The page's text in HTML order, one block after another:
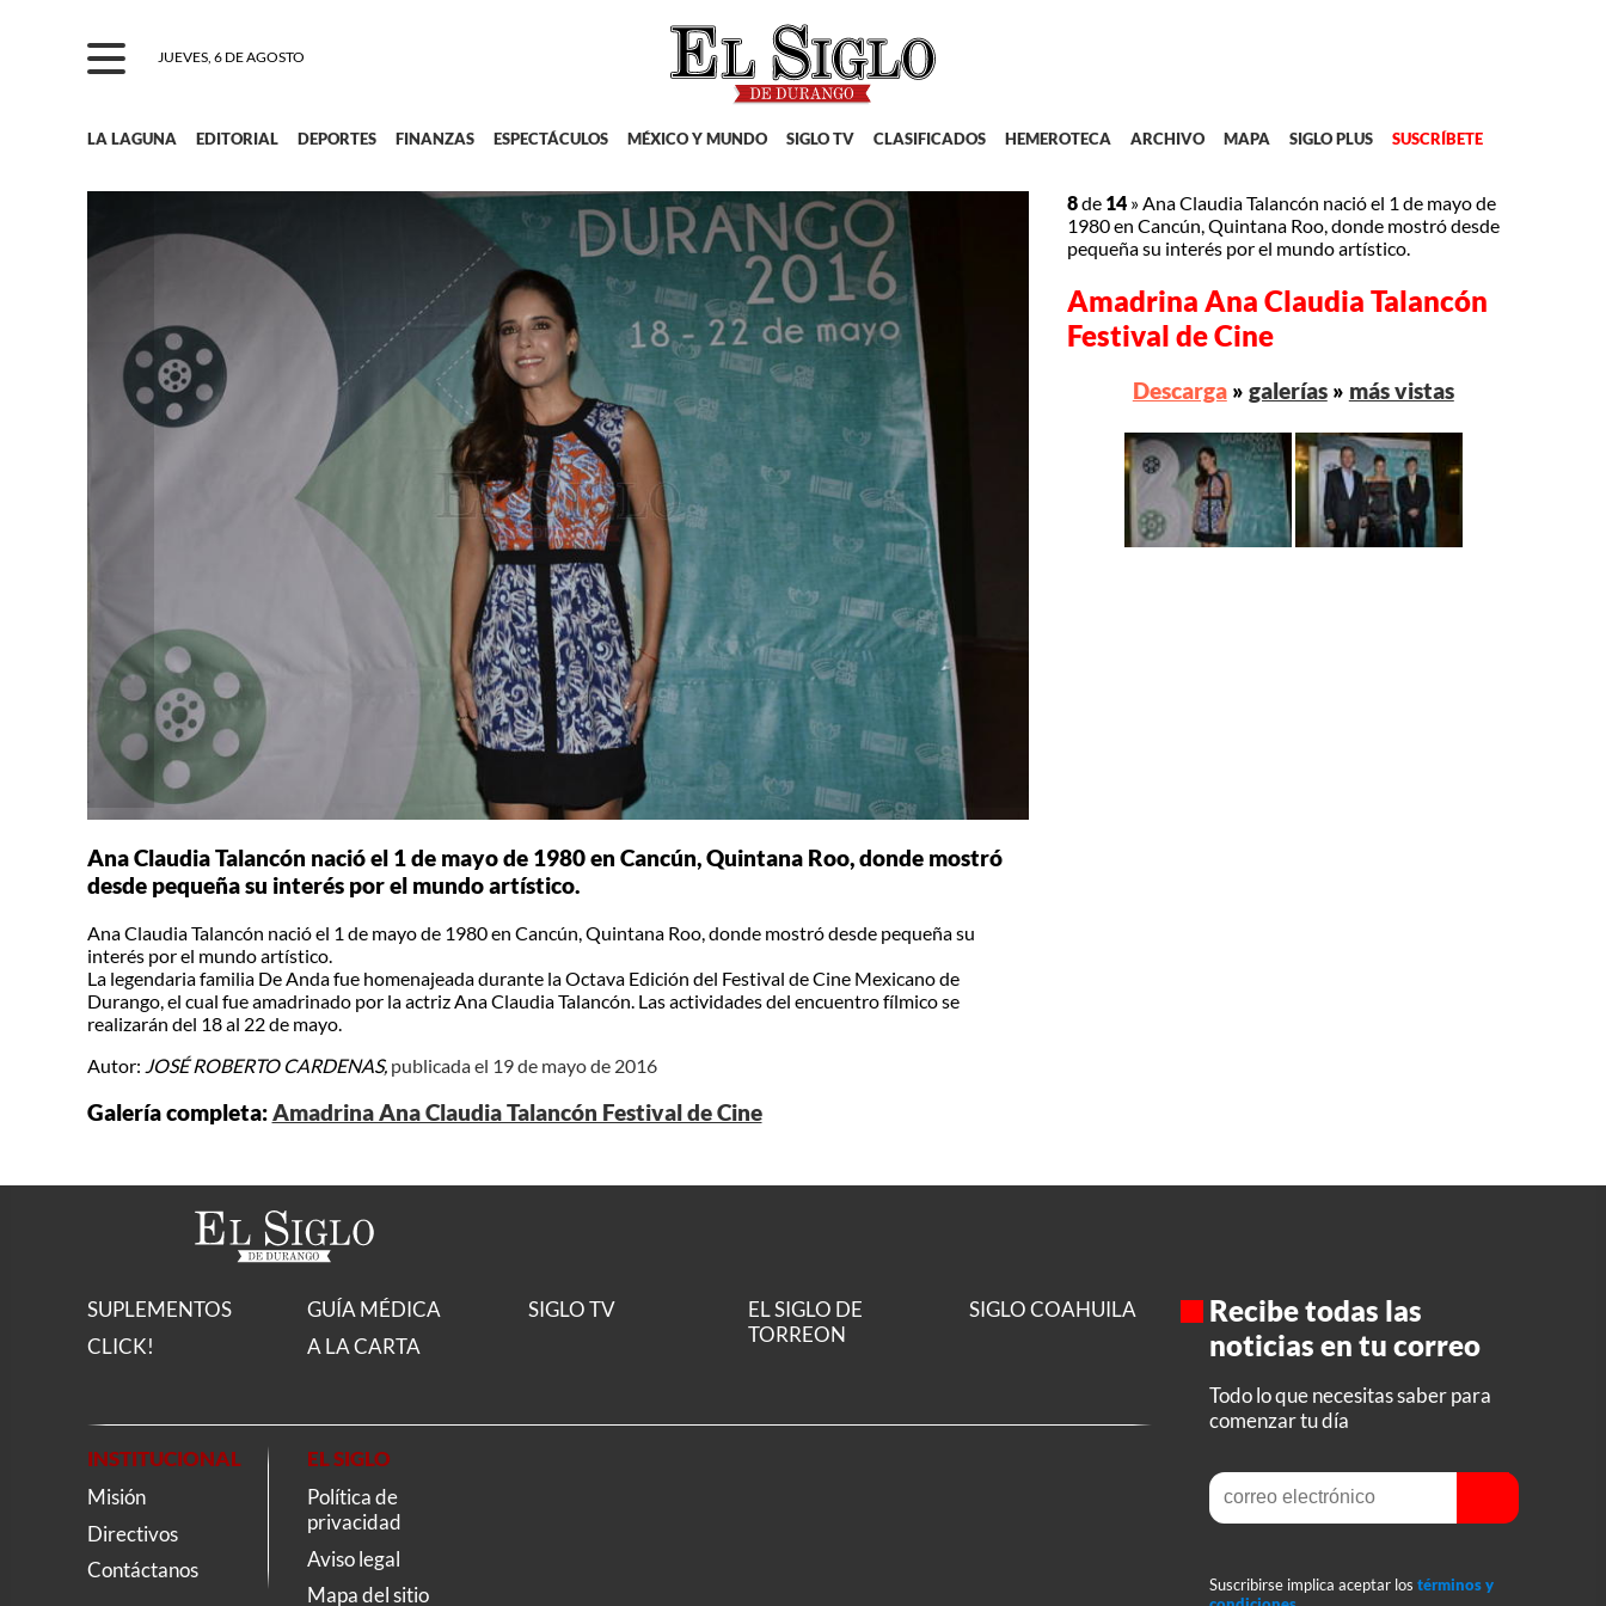
JUEVES, 6 DE AGOSTO
LA LAGUNA EDITORIAL DEPORTES FINANZAS ESPECTÁCULOS MÉXICO Y MUNDO SIGLO TV CLASIFICADOS HEMEROTECA ARCHIVO MAPA SIGLO PLUS SUSCRÍBETE
Ana Claudia Talancón nació el 1 de mayo de 1980 en Cancún, Quintana Roo, donde mostró
desde pequeña su interés por el mundo artístico.
Ana Claudia Talancón nació el 1 de mayo de 1980 en Cancún, Quintana Roo, donde mostró desde pequeña su
interés por el mundo artístico.
La legendaria familia De Anda fue homenajeada durante la Octava Edición del Festival de Cine Mexicano de
Durango, el cual fue amadrinado por la actriz Ana Claudia Talancón. Las actividades del encuentro fílmico se
realizarán del 18 al 22 de mayo.
Autor: JOSÉ ROBERTO CARDENAS, publicada el 19 de mayo de 2016
Galería completa:Amadrina Ana Claudia Talancón Festival de Cine
8de 14 »Ana Claudia Talancón nació el 1 de mayo de
1980 en Cancún, Quintana Roo, donde mostró desde
pequeña su interés por el mundo artístico.
Amadrina Ana Claudia Talancón
Festival de Cine
Descarga» galerías» más vistas
SUPLEMENTOS
CLICK!
GUÍA MÉDICA
A LA CARTA
SIGLO TV
EL SIGLO DE
TORREON
SIGLO COAHUILA
INSTITUCIONAL
Misión
Directivos
Contáctanos
EL SIGLO
Política de
privacidad
Aviso legal
Mapa del sitio
Recibe todas las
noticias en tu correo
Todo lo que necesitas saber para
comenzar tu día
Suscribirse implica aceptar los términos y